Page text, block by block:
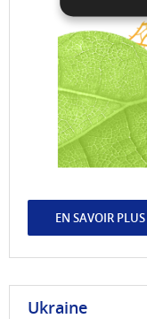
EN SAVOIR PLUS
Ukraine